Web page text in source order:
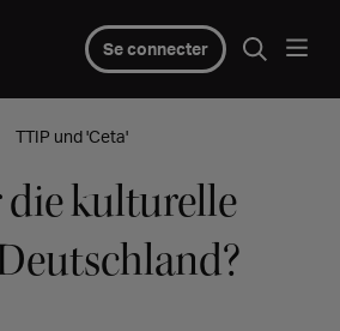
Se connecter
TTIP und 'Ceta'
kulturelle